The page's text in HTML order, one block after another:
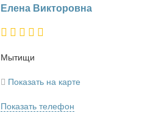
Еле­на Вик­то­ров­на
Мы­ти­щи
Показать на карте
Показать телефон